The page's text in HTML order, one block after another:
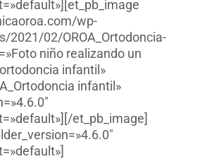
wp-
2021/02/OROA_Ortodoncia-
niño realizando un
infantil»
infantil»
et_pb_image]